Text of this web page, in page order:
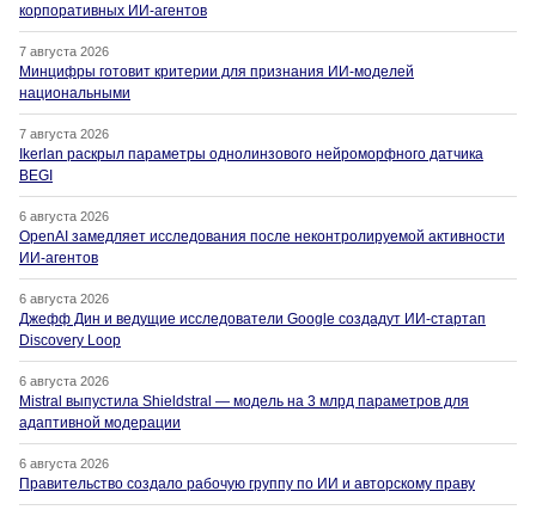
корпоративных ИИ-агентов
7 августа 2026
Минцифры готовит критерии для признания ИИ-моделей
национальными
7 августа 2026
Ikerlan раскрыл параметры однолинзового нейроморфного датчика
BEGI
6 августа 2026
OpenAI замедляет исследования после неконтролируемой активности
ИИ-агентов
6 августа 2026
Джефф Дин и ведущие исследователи Google создадут ИИ-стартап
Discovery Loop
6 августа 2026
Mistral выпустила Shieldstral — модель на 3 млрд параметров для
адаптивной модерации
6 августа 2026
Правительство создало рабочую группу по ИИ и авторскому праву